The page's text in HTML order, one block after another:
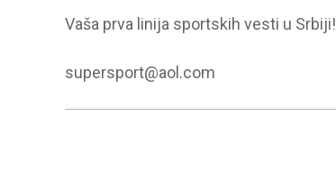
Vaša prva linija sportskih vesti u Srbiji!
supersport@aol.com